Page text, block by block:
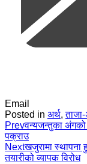
Email
Posted in अर्थ,
Prevवन्यजन्तुका अंगको
पक्राउ
Nextखजुरामा स्थापना
तयारीको व्यापक विरोध